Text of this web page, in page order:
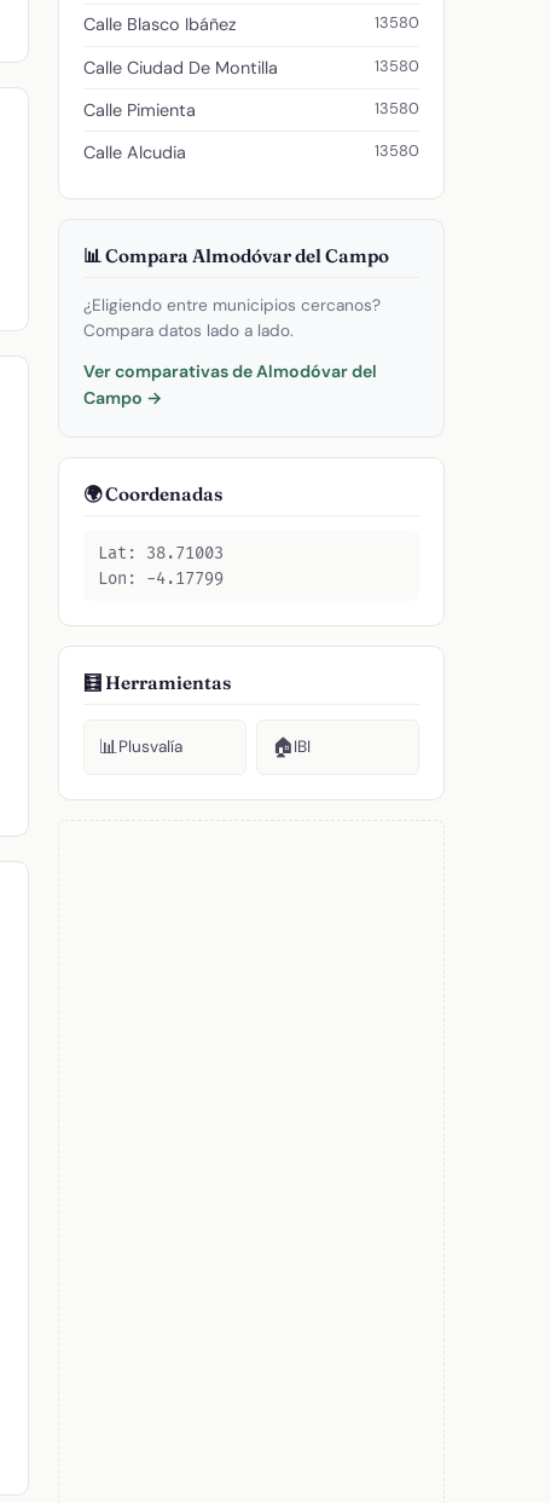
Calle Blasco Ibáñez 13580
Calle Ciudad De Montilla 13580
Calle Pimienta 13580
Calle Alcudia 13580
📊 Compara Almodóvar del Campo
¿Eligiendo entre municipios cercanos?
Compara datos lado a lado.
Ver comparativas de Almodóvar del
Campo →
🌍 Coordenadas
Lat: 38.71003
Lon: -4.17799
🧮 Herramientas
📊Plusvalía 🏠IBI